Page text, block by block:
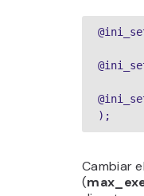
);
Cambiar
(